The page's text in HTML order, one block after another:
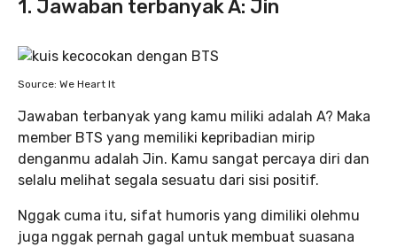
1. Jawaban terbanyak A: Jin
Source: We Heart It
Jawaban terbanyak yang kamu miliki adalah A? Maka
member BTS yang memiliki kepribadian mirip
denganmu adalah Jin. Kamu sangat percaya diri dan
selalu melihat segala sesuatu dari sisi positif.
Nggak cuma itu, sifat humoris yang dimiliki olehmu
juga nggak pernah gagal untuk membuat suasana